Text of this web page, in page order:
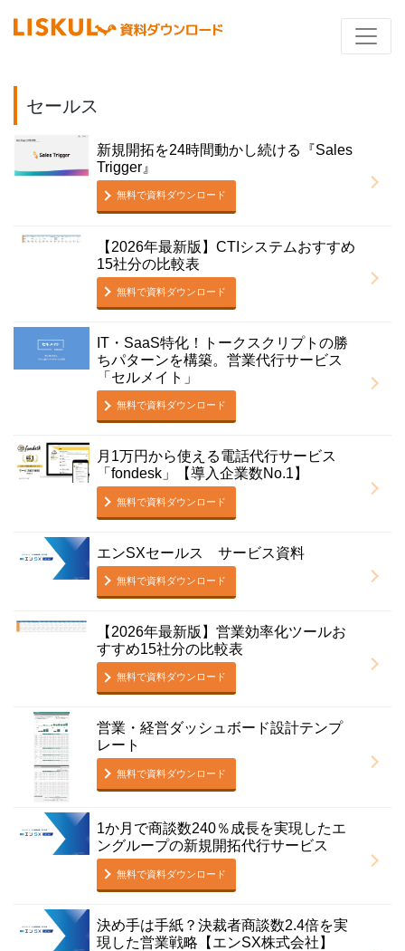
セールス
新規開拓を24時間動かし続ける『Sales
Trigger』
無料で資料ダウンロード
【2026年最新版】CTIシステムおすすめ
15社分の比較表
無料で資料ダウンロード
IT・SaaS特化！トークスクリプトの勝
ちパターンを構築。営業代行サービス
「セルメイト」
無料で資料ダウンロード
月1万円から使える電話代行サービス
「fondesk」【導入企業数No.1】
無料で資料ダウンロード
エンSXセールス サービス資料
無料で資料ダウンロード
【2026年最新版】営業効率化ツールお
すすめ15社分の比較表
無料で資料ダウンロード
営業・経営ダッシュボード設計テンプ
レート
無料で資料ダウンロード
1か月で商談数240％成長を実現したエ
ングループの新規開拓代行サービス
無料で資料ダウンロード
決め手は手紙？決裁者商談数2.4倍を実
現した営業戦略【エンSX株式会社】